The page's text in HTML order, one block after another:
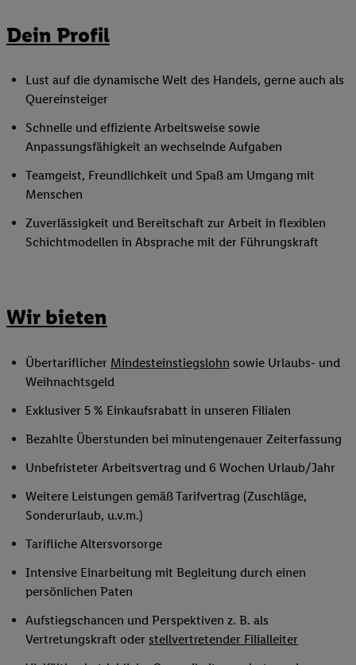
Dein Profil
Lust auf die dynamische Welt des Handels, gerne auch als
Quereinsteiger
Schnelle und effiziente Arbeitsweise sowie
Anpassungsfähigkeit an wechselnde Aufgaben
Teamgeist, Freundlichkeit und Spaß am Umgang mit
Menschen
Zuverlässigkeit und Bereitschaft zur Arbeit in flexiblen
Schichtmodellen in Absprache mit der Führungskraft
Wir bieten
Übertariflicher Mindesteinstiegslohn sowie Urlaubs- und
Weihnachtsgeld
Exklusiver 5 % Einkaufsrabatt in unseren Filialen
Bezahlte Überstunden bei minutengenauer Zeiterfassung
Unbefristeter Arbeitsvertrag und 6 Wochen Urlaub/Jahr
Weitere Leistungen gemäß Tarifvertrag (Zuschläge,
Sonderurlaub, u.v.m.)
Tarifliche Altersvorsorge
Intensive Einarbeitung mit Begleitung durch einen
persönlichen Paten
Aufstiegschancen und Perspektiven z. B. als
Vertretungskraft oder stellvertretender Filialleiter